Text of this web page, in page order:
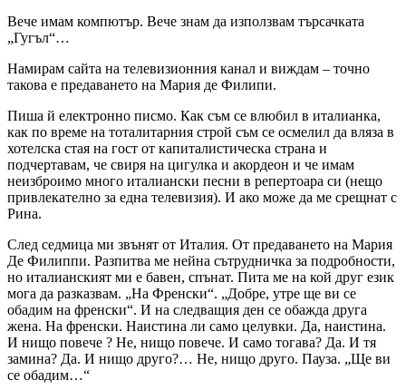
Вече имам компютър. Вече знам да използвам търсачката
„Гугъл“…
Намирам сайта на телевизионния канал и виждам – точно
такова е предаването на Мария де Филипи.
Пиша й електронно писмо. Как съм се влюбил в италианка,
как по време на тоталитарния строй съм се осмелил да вляза в
хотелска стая на гост от капиталистическа страна и
подчертавам, че свиря на цигулка и акордеон и че имам
неизброимо много италиански песни в репертоара си (нещо
привлекателно за една телевизия). И ако може да ме срещнат с
Рина.
След седмица ми звънят от Италия. От предаването на Мария
Де Филиппи. Разпитва ме нейна сътрудничка за подробности,
но италианският ми е бавен, спънат. Пита ме на кой друг език
мога да разказвам. „На Френски“. „Добре, утре ще ви се
обадим на френски“. И на следващия ден се обажда друга
жена. На френски. Наистина ли само целувки. Да, наистина.
И нищо повече ? Не, нищо повече. И само тогава? Да. И тя
замина? Да. И нищо друго?… Не, нищо друго. Пауза. „Ще ви
се обадим…“